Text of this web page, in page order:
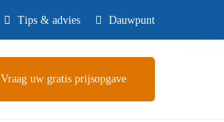
Tips & advies Dauwpunt
Vraag uw gratis prijsopgave